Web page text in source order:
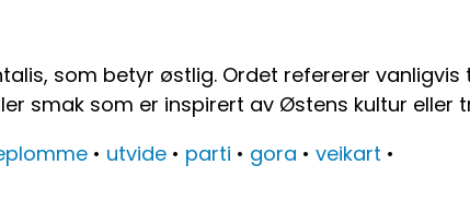
som betyr østlig. Ordet refererer
smak som er inspirert av Østens kultur eller
• utvide • parti • gora • veikart •